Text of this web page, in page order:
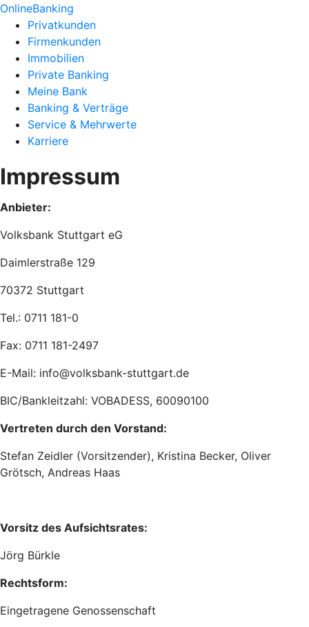
OnlineBanking
Privatkunden
Firmenkunden
Immobilien
Private Banking
Meine Bank
Banking & Verträge
Service & Mehrwerte
Karriere
Impressum
Anbieter:
Volksbank Stuttgart eG
Daimlerstraße 129
70372 Stuttgart
Tel.: 0711 181-0
Fax: 0711 181-2497
E-Mail: info@volksbank-stuttgart.de
BIC/Bankleitzahl: VOBADESS, 60090100
Vertreten durch den Vorstand:
Stefan Zeidler (Vorsitzender), Kristina Becker, Oliver
Grötsch, Andreas Haas
Vorsitz des Aufsichtsrates:
Jörg Bürkle
Rechtsform:
Eingetragene Genossenschaft